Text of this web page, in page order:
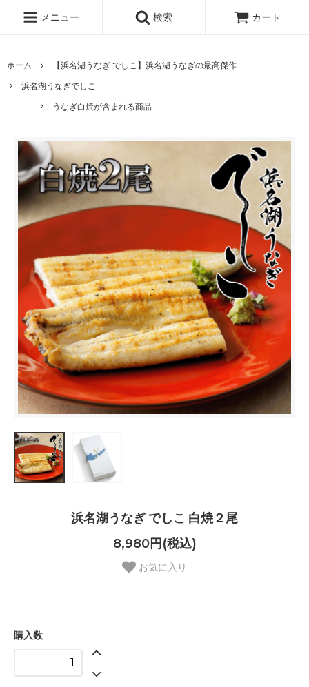
メニュー 検索 カート
ホーム
【浜名湖うなぎ でしこ】浜名湖うなぎの最高傑作
浜名湖うなぎでしこ
うなぎ白焼が含まれる商品
浜名湖うなぎ でしこ 白焼２尾
8,980円(税込)
お気に入り
購入数